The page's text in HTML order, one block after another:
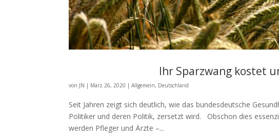
Ihr Sparzwang kostet
von JN | März 26, 2020 |Allgemein, Deutschland
Seit Jahren zeigt sich deutlich, wie das bundesdeutsche
Politiker und deren Politik, zersetzt wird. Obschon dies
werden Pfleger und Ärzte –...